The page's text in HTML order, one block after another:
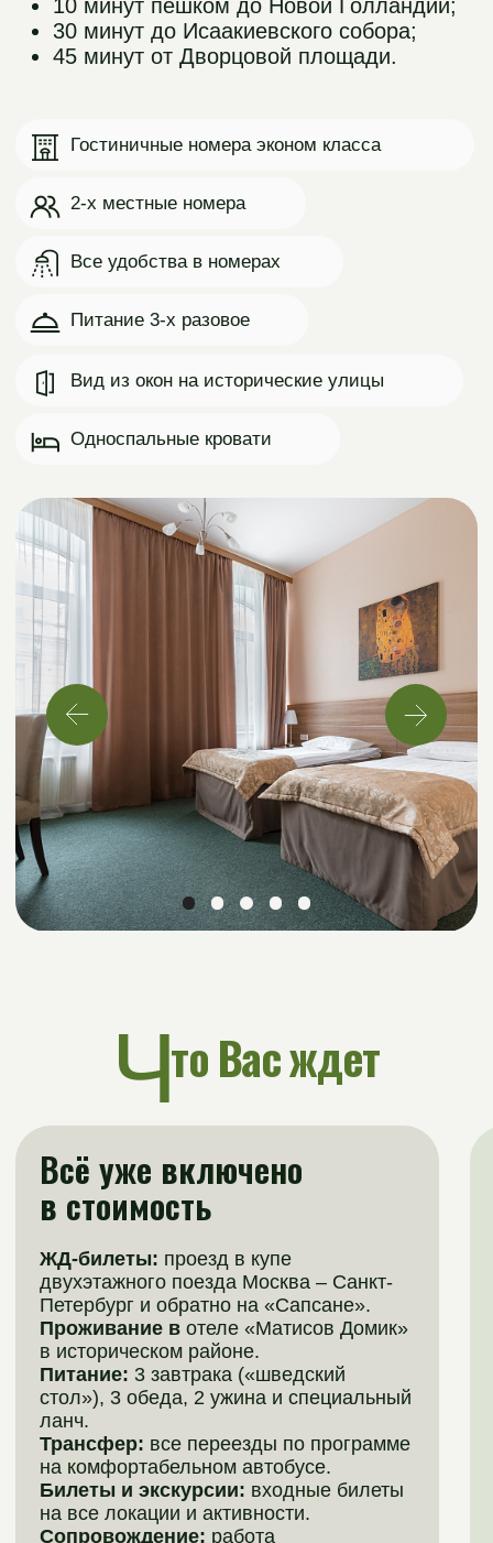
Что Вас ждет
современном
назад летим на
приключение
ЖД-билеты:проезд в купе
Проживание вотеле «Матисов Домик»
в историческом районе.
стол»), 3 обеда, 2 ужина и специальный
ланч.
Билеты и экскурсии: входные билеты
на все локации и активности.
забота наших организаторов на
Всё уже включено
Листай дальше,
там много всего!
12.06.2025
обавим и вашу
фотографию?
Д
Похожие
программы
01.01-01.09 21 день